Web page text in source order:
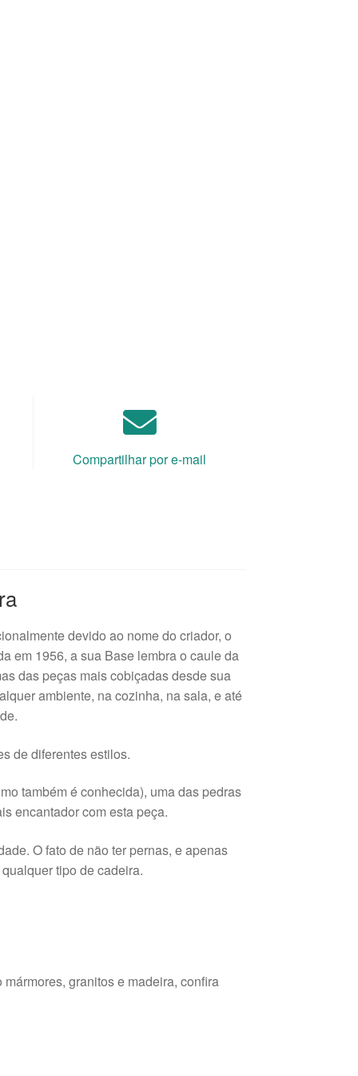
Compartilhar por e-mail
devido ao nome do criador, o
em 1956, a sua Base lembra o caule da
das peças mais cobiçadas desde sua
ambiente, na cozinha, na sala, e até
de diferentes estilos.
também é conhecida), uma das pedras
encantador com esta peça.
O fato de não ter pernas, e apenas
tipo de cadeira.
granitos e madeira, confira